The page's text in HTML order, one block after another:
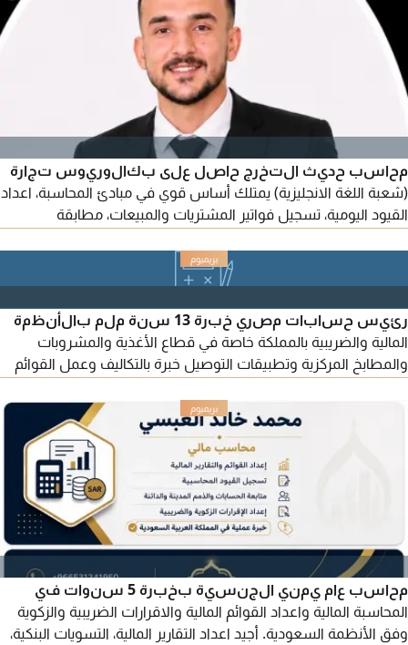
Controls وتحسين الكفاءة التشغيلية، اعداد الموازنات ودراسات
محاسب حديث التخرج حاصل على بكالوريوس تجارة
(شعبة اللغة الانجليزية) يمتلك أساس قوي في مبادئ المحاسبة، اعداد
القيود اليومية، تسجيل فواتير المشتريات والمبيعات، مطابقة
الحسابات، الاقرارات الضريبية (VAT) ويجيد استخدام برامج Microsoft
office، برامج ERP خاصة (Odoo) جاهز للعمل فورا - إقامة سارية
رئيس حسابات مصري خبرة 13 سنة ملم بالأنظمة
المالية والضريبية بالمملكة خاصة في قطاع الأغذية والمشروبات
والمطابخ المركزية وتطبيقات التوصيل خبرة بالتكاليف وعمل القوائم
المالية واقتراح الحلول حاصل علي دورات تدريبية IFRS - CMA متواجد
في الرياض حي النسيم إقامة سارية
محاسب عام يمني الجنسية بخبرة 5 سنوات في
المحاسبة المالية واعداد القوائم المالية والاقرارات الضريبية والزكوية
وفق الأنظمة السعودية. أجيد اعداد التقارير المالية، التسويات البنكية،